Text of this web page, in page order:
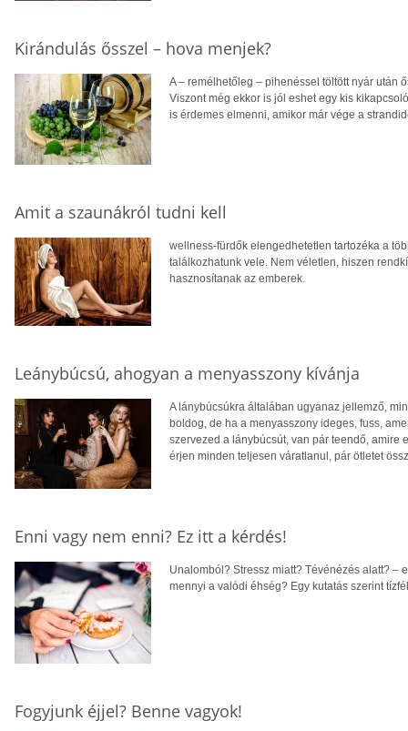
Kirándulás ősszel – hova menjek?
A – remélhetőleg – pihenéssel töltött nyár után
Viszont még ekkor is jól eshet egy kis
is érdemes elmenni, amikor már vége a
Amit a szaunákról tudni kell
wellness-fürdők elengedhetetlen tartozéka a
találkozhatunk vele. Nem véletlen, hiszen
hasznosítanak az emberek.
Leánybúcsú, ahogyan a menyasszony kívánja
A lánybúcsúkra általában ugyanaz jellemző,
boldog, de ha a menyasszony ideges, fuss,
szervezed a lánybúcsút, van pár teendő, amire
érjen minden teljesen váratlanul, pár ötletet
Enni vagy nem enni? Ez itt a kérdés!
Unalomból? Stressz miatt? Tévénézés alatt? –
mennyi a valódi éhség? Egy kutatás szerint
Fogyjunk éjjel? Benne vagyok!